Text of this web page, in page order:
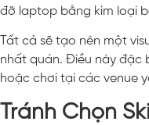
đỡ laptop bằng kim loại
Tất cả sẽ tạo nên một
nhất quán. Điều này đặc
hoặc chơi tại các venue
Tránh Chọn